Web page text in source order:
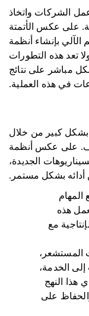
الشركات واتخاذ
على عكس الأتمتة
الآلي بإنشاء أنظمة
تعد هذه التطورات
مباشر على نتائج
في هذه العملية.
بشكل كبير من خلال
على عكس أنظمة
الجديدة،
أدائه بشكل مستمر.
المهام
هذه
مع
المستشعر،
إلى الخدمة،
هذا النهج
على